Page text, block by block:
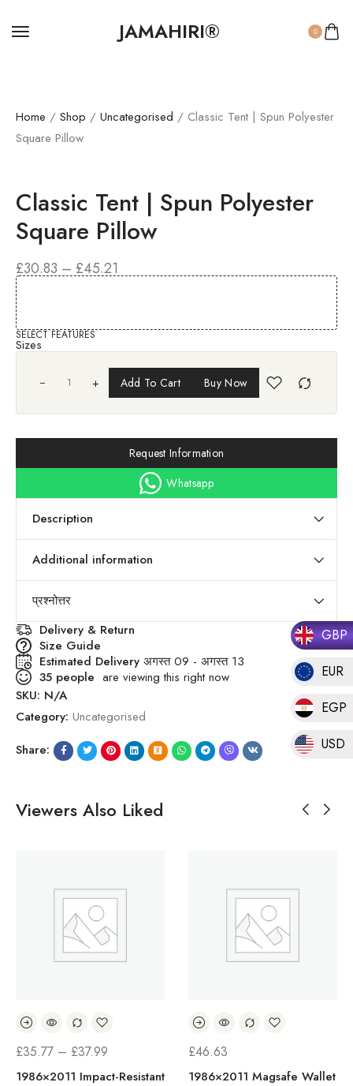
GBP
EUR
EGP
USD
JAMAHIRI® 0
Home / Shop / Uncategorised / Classic Tent | Spun Polyester
Square Pillow
Classic Tent | Spun Polyester
Square Pillow
£30.83 – £45.21
SELECT FEATURES
Sizes
+ Add To Cart Buy Now
Request Information
Whatsapp
Description
Additional information
प्रश्नोत्तर
Delivery & Return
Size Guide
Estimated Delivery अगस्त 09 - अगस्त 13
35 people are viewing this right now
SKU: N/A
Category: Uncategorised
Share:
Viewers Also Liked
£35.77 – £37.99
1986×2011 Impact-Resistant
£46.63
1986×2011 Magsafe Wallet